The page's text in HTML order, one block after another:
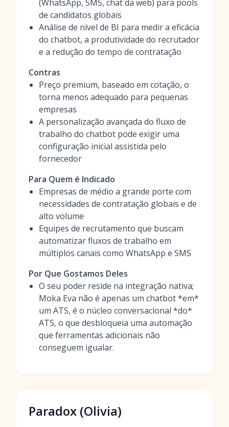
(WhatsApp, SMS, chat da web) para pools
de candidatos globais
Análise de nível de BI para medir a eficácia
do chatbot, a produtividade do recrutador
e a redução do tempo de contratação
Contras
Preço premium, baseado em cotação, o
torna menos adequado para pequenas
empresas
A personalização avançada do fluxo de
trabalho do chatbot pode exigir uma
configuração inicial assistida pelo
fornecedor
Para Quem é Indicado
Empresas de médio a grande porte com
necessidades de contratação globais e de
alto volume
Equipes de recrutamento que buscam
automatizar fluxos de trabalho em
múltiplos canais como WhatsApp e SMS
Por Que Gostamos Deles
O seu poder reside na integração nativa;
Moka Eva não é apenas um chatbot *em*
um ATS, é o núcleo conversacional *do*
ATS, o que desbloqueia uma automação
que ferramentas adicionais não
conseguem igualar.
Paradox (Olivia)